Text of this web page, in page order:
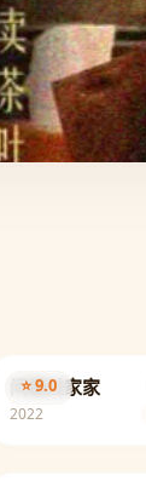
⭐ 9.0
间谍过家家
2022